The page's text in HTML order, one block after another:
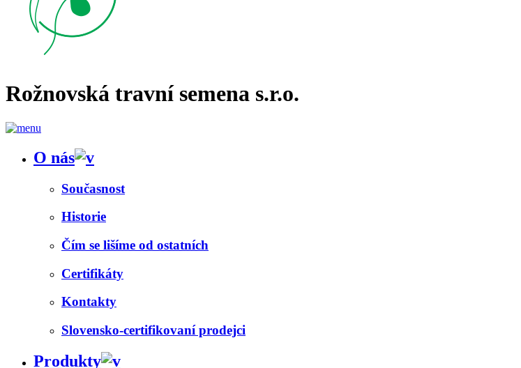
Rožnovská travní semena s.r.o.
O nás
Současnost
Historie
Čím se lišíme od ostatních
Certifikáty
Kontakty
Slovensko-certifikovaní prodejci
Produkty